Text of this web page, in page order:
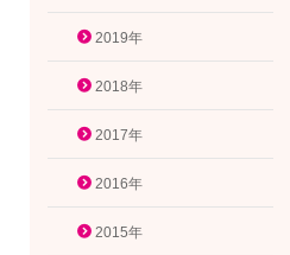
2019年
2018年
2017年
2016年
2015年